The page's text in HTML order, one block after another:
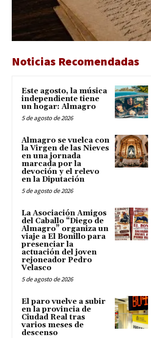
Noticias Recomendadas
Este agosto, la música
independiente tiene
un hogar: Almagro
5 de agosto de 2026
Almagro se vuelca con
la Virgen de las Nieves
en una jornada
marcada por la
devoción y el relevo
en la Diputación
5 de agosto de 2026
La Asociación Amigos
del Caballo “Diego de
Almagro” organiza un
viaje a El Bonillo para
presenciar la
actuación del joven
rejoneador Pedro
Velasco
5 de agosto de 2026
El paro vuelve a subir
en la provincia de
Ciudad Real tras
varios meses de
descenso